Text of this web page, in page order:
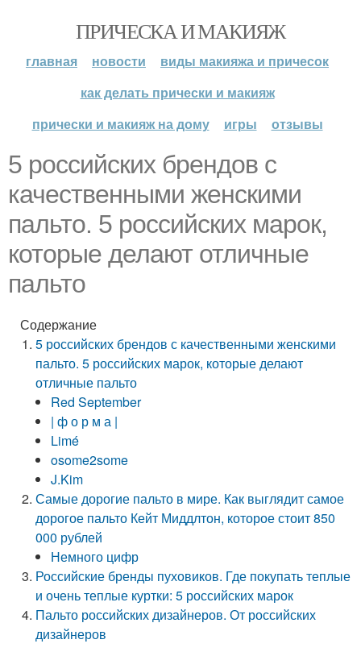
ПРИЧЕСКА И МАКИЯЖ
главная новости
виды макияжа и причесок
как делать прически и макияж
прически и макияж на дому
игры отзывы
5 российских брендов с
качественными женскими
пальто. 5 российских марок,
которые делают отличные
пальто
Содержание
5 российских брендов с качественными женскими
пальто. 5 российских марок, которые делают
отличные пальто
Red September
| ф о р м а |
Limé
osome2some
J.Kim
Самые дорогие пальто в мире. Как выглядит самое
дорогое пальто Кейт Миддлтон, которое стоит 850
000 рублей
Немного цифр
Российские бренды пуховиков. Где покупать теплые
и очень теплые куртки: 5 российских марок
Пальто российских дизайнеров. От российских
дизайнеров